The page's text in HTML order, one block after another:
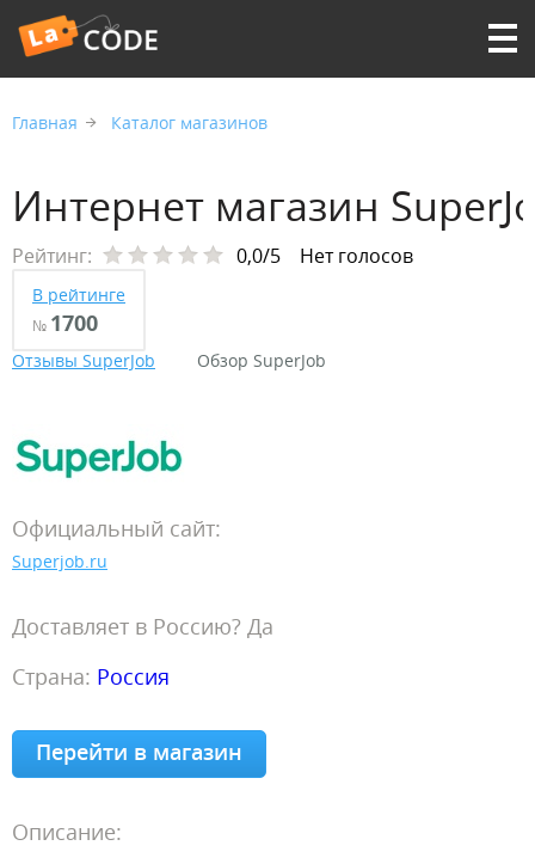
Главная Каталог магазинов
Интернет магазин
Рейтинг: 0,0/5 Нет голосов
В рейтинге
№ 1700
Отзывы SuperJob Обзор SuperJob
Официальный сайт:
Superjob.ru
Доставляет в Россию? Да
Страна: Россия
Перейти в магазин
Описание: